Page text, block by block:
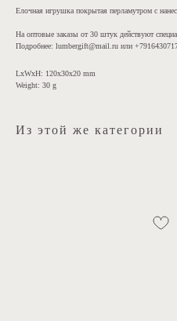
Елочная игрушка покрытая перламутром с
На оптовые заказы от 30 штук действуют
Подробнее: lumbergift@mail.ru или
LxWxH: 120x30x20 mm
Weight: 30 g
Из этой же категории